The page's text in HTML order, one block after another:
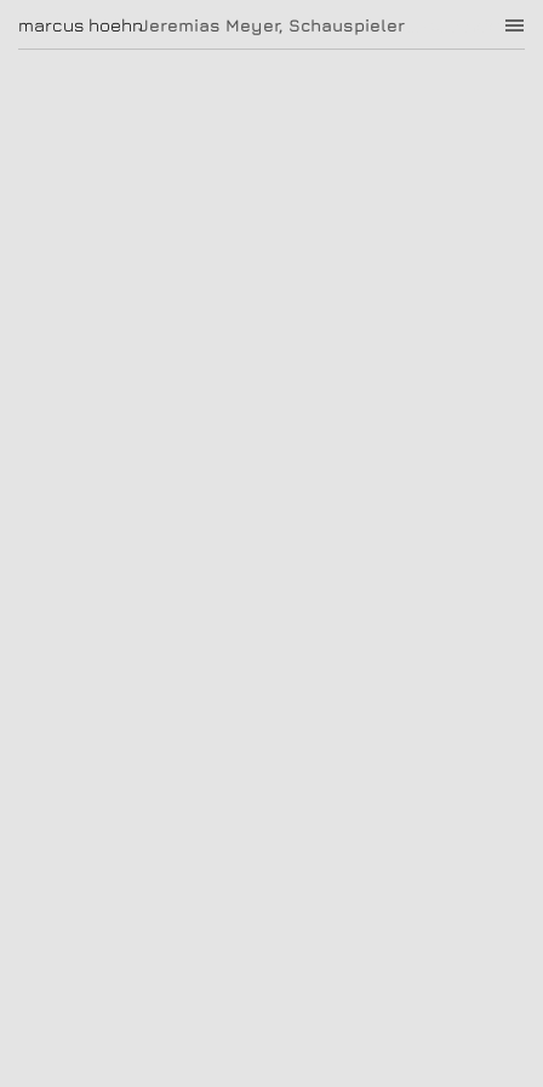
Jeremias Meyer, Schauspieler
marcus hoehn marcus hoehn
|